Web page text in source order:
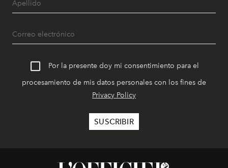
Por la presente doy mi consentimiento para el
procesamiento de mis datos personales con los fines de
Privacy Policy